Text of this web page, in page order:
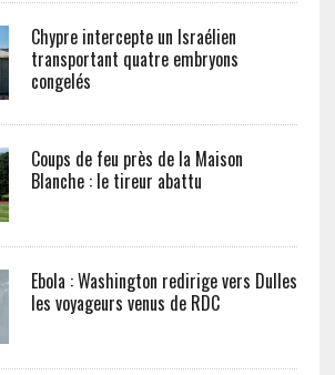
Chypre intercepte un Israélien
transportant quatre embryons
congelés
Coups de feu près de la Maison
Blanche : le tireur abattu
Ebola : Washington redirige vers Dulles
les voyageurs venus de RDC